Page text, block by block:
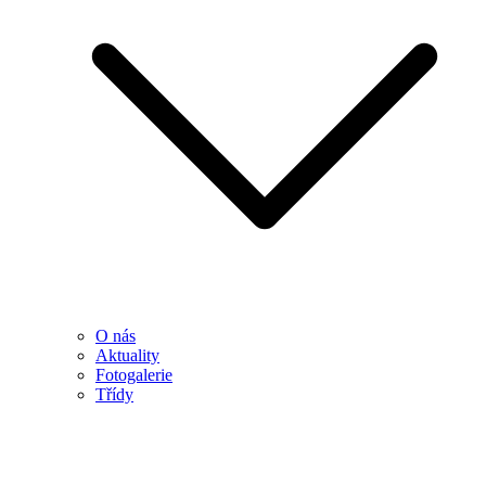
O nás
Aktuality
Fotogalerie
Třídy